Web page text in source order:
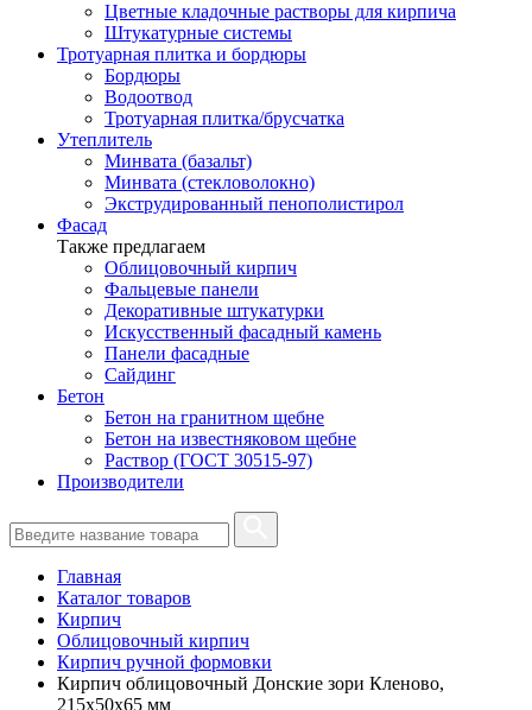
Цветные кладочные растворы для кирпича
Штукатурные системы
Тротуарная плитка и бордюры
Бордюры
Водоотвод
Тротуарная плитка/брусчатка
Утеплитель
Минвата (базальт)
Минвата (стекловолокно)
Экструдированный пенополистирол
Фасад
Также предлагаем
Облицовочный кирпич
Фальцевые панели
Декоративные штукатурки
Искусственный фасадный камень
Панели фасадные
Сайдинг
Бетон
Бетон на гранитном щебне
Бетон на известняковом щебне
Раствор (ГОСТ 30515-97)
Производители
Главная
Каталог товаров
Кирпич
Облицовочный кирпич
Кирпич ручной формовки
Кирпич облицовочный Донские зори Кленово,
215х50х65 мм